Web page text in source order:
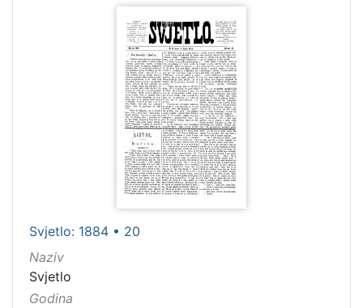
Svjetlo: 1884 • 20
Naziv
Svjetlo
Godina